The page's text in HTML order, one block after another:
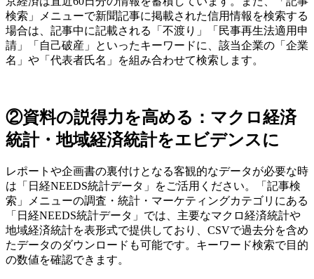
検索」メニューで新聞記事に掲載された信用情報を検索する
場合は、記事中に記載される「不渡り」「民事再生法適用申
請」「自己破産」といったキーワードに、該当企業の「企業
名」や「代表者氏名」を組み合わせて検索します。
②資料の説得力を高める：マクロ経済
統計・地域経済統計をエビデンスに
レポートや企画書の裏付けとなる客観的なデータが必要な時
は「日経NEEDS統計データ」をご活用ください。「記事検
索」メニューの調査・統計・マーケティングカテゴリにある
「日経NEEDS統計データ」では、主要なマクロ経済統計や
地域経済統計を表形式で提供しており、CSVで過去分を含め
たデータのダウンロードも可能です。キーワード検索で目的
の数値を確認できます。